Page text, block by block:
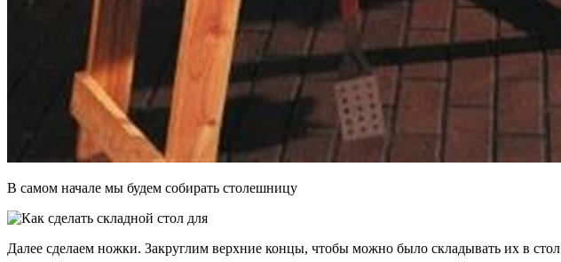
В самом начале мы будем собирать столешницу
Далее сделаем ножки. Закруглим верхние концы, чтобы можно было складывать их в стол